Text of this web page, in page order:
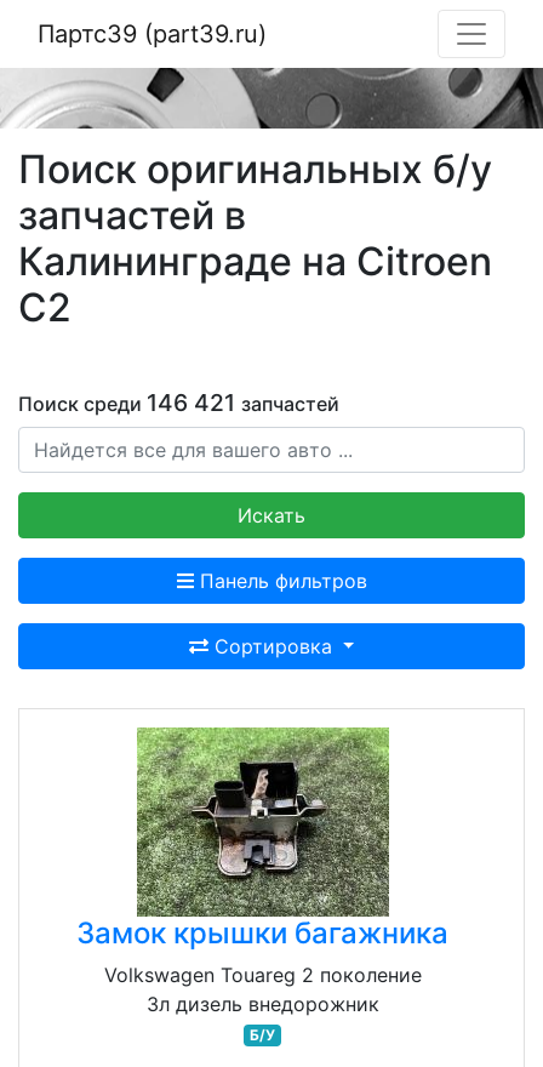
Партс39 (part39.ru)
Поиск оригинальных б/у
запчастей в
Калининграде на Citroen
C2
Поиск среди 146 421 запчастей
Искать
Панель фильтров
Сортировка
Замок крышки багажника
Volkswagen Touareg 2 поколение
3л дизель внедорожник
Б/У